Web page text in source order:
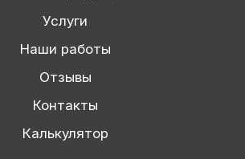
Услуги
Наши работы
Отзывы
Контакты
Калькулятор